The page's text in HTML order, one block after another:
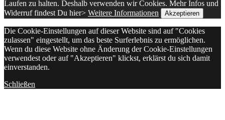
Laufen zu halten. Deshalb verwenden wir Cookies. Mehr Infos und
Widerruf findest Du hier> Weitere Informationen Akzeptieren
Die Cookie-Einstellungen auf dieser Website sind auf "Cookies
zulassen" eingestellt, um das beste Surferlebnis zu ermöglichen.
Wenn du diese Website ohne Änderung der Cookie-Einstellungen
verwendest oder auf "Akzeptieren" klickst, erklärst du sich damit
einverstanden.
Schließen